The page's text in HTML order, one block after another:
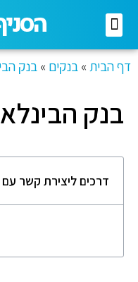
דף הבית » בנקים » בנק
בנק
דרכים ליצירת קשר עם